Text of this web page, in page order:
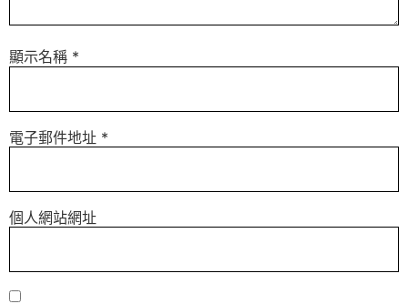
顯示名稱 *
電子郵件地址 *
個人網站網址